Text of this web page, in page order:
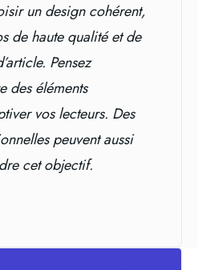
un design cohérent,
de haute qualité et de
Pensez
des éléments
vos lecteurs. Des
peuvent aussi
cet objectif.